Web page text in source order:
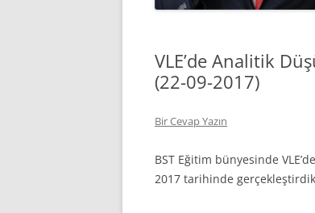
VLE’de Analitik
(22-09-2017)
Bir Cevap Yazın
BST Eğitim bünyesinde
2017 tarihinde